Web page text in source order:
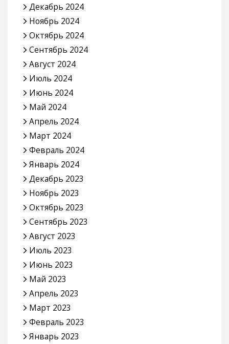
Декабрь 2024
Ноябрь 2024
Октябрь 2024
Сентябрь 2024
Август 2024
Июль 2024
Июнь 2024
Май 2024
Апрель 2024
Март 2024
Февраль 2024
Январь 2024
Декабрь 2023
Ноябрь 2023
Октябрь 2023
Сентябрь 2023
Август 2023
Июль 2023
Июнь 2023
Май 2023
Апрель 2023
Март 2023
Февраль 2023
Январь 2023